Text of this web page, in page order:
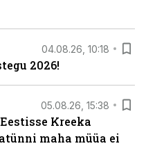
04.08.26, 10:18
2026!
05.08.26, 15:38
Kreeka
maha müüa ei